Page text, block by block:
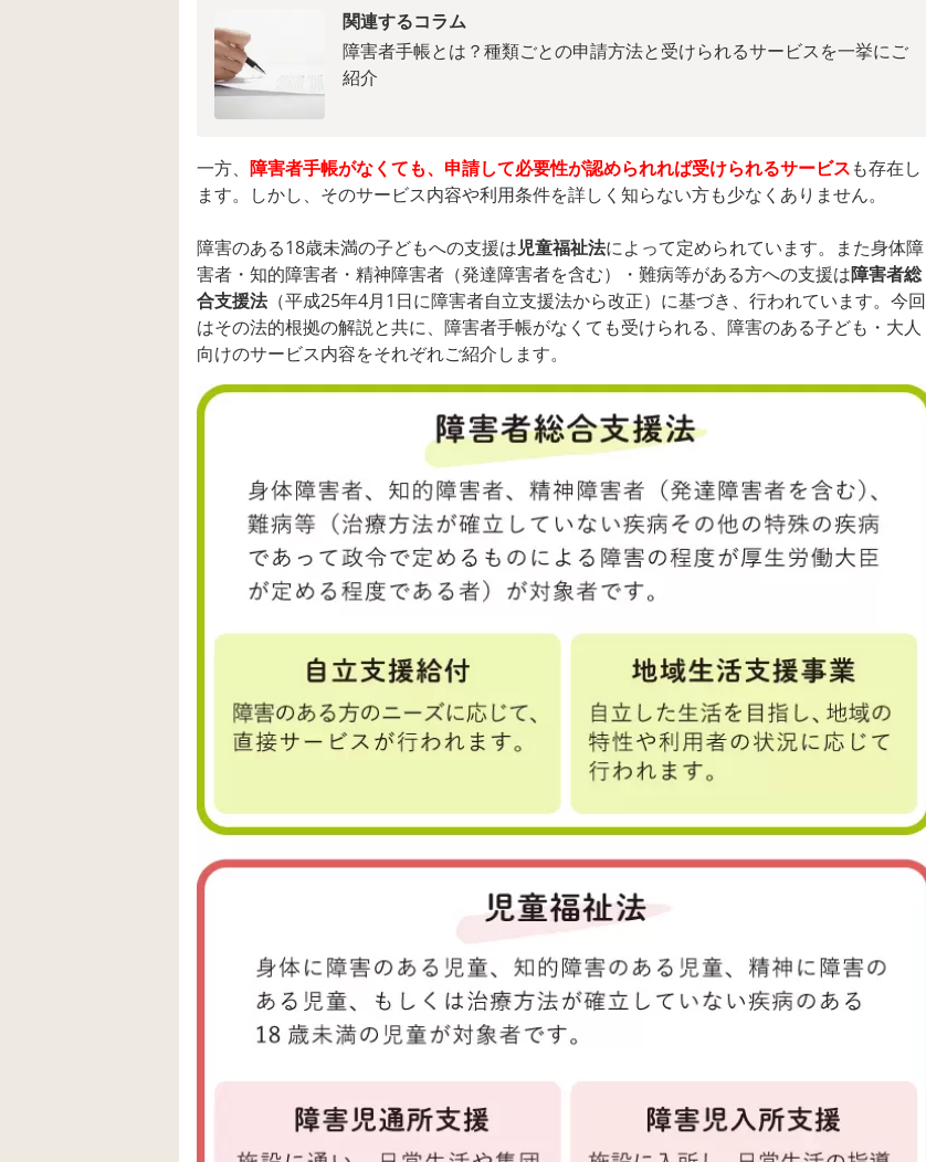
関連するコラム
障害者手帳とは？種類ごとの申請方法と受けられるサービスを一挙にご
紹介
一方、 障害者手帳がなくても、申請して必要性が認められれば受けられるサービスも存在し
ます。しかし、そのサービス内容や利用条件を詳しく知らない方も少なくありません。
障害のある18歳未満の子どもへの支援は児童福祉法によって定められています。また身体障
害者・知的障害者・精神障害者（発達障害者を含む）・難病等がある方への支援は障害者総
合支援法（平成25年4月1日に障害者自立支援法から改正）に基づき、行われています。今回
はその法的根拠の解説と共に、障害者手帳がなくても受けられる、障害のある子ども・大人
向けのサービス内容をそれぞれご紹介します。